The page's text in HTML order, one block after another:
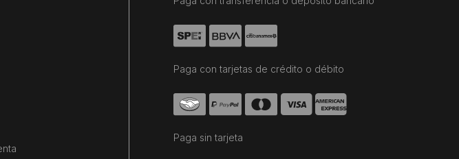
Paga con tarjetas de crédito o débito
Paga sin tarjeta